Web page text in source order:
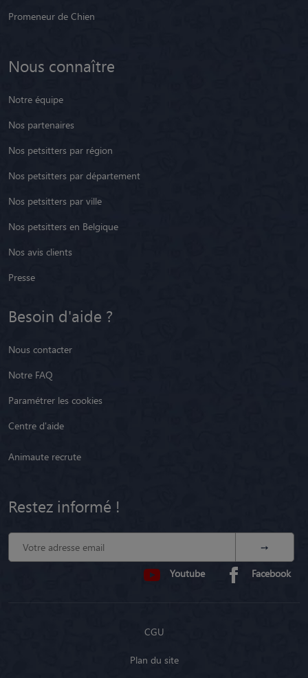
Promeneur de Chien
Nous connaître
Notre équipe
Nos partenaires
Nos petsitters par région
Nos petsitters par département
Nos petsitters par ville
Nos petsitters en Belgique
Nos avis clients
Presse
Besoin d'aide ?
Nous contacter
Notre FAQ
Paramétrer les cookies
Centre d'aide
Animaute recrute
Restez informé !
Youtube Facebook
CGU
Plan du site